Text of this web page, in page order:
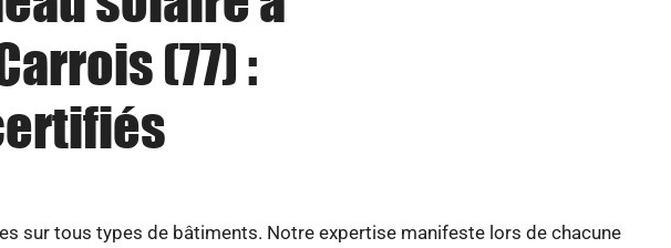
(77) :
sur tous types de bâtiments. Notre expertise manifeste lors de chacune